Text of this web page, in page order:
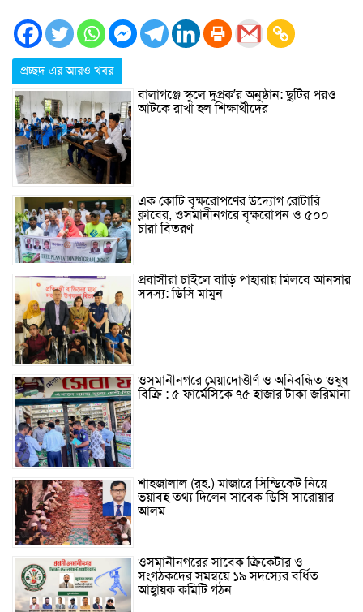
প্রচ্ছদ এর আরও খবর
বালাগঞ্জে স্কুলে দুপ্রক’র অনুষ্ঠান: ছুটির পরও
আটকে রাখা হল শিক্ষার্থীদের
এক কোটি বৃক্ষরোপণের উদ্যোগ রোটারি
ক্লাবের, ওসমানীনগরে বৃক্ষরোপন ও ৫০০
চারা বিতরণ
প্রবাসীরা চাইলে বাড়ি পাহারায় মিলবে আনসার
সদস্য: ডিসি মামুন
ওসমানীনগরে মেয়াদোত্তীর্ণ ও অনিবন্ধিত ওষুধ
বিক্রি : ৫ ফার্মেসিকে ৭৫ হাজার টাকা জরিমানা
শাহজালাল (রহ.) মাজারে সিন্ডিকেট নিয়ে
ভয়াবহ তথ্য দিলেন সাবেক ডিসি সারোয়ার
আলম
ওসমানীনগরের সাবেক ক্রিকেটার ও
সংগঠকদের সমন্বয়ে ১৯ সদস্যের বর্ধিত
আহ্বায়ক কমিটি গঠন